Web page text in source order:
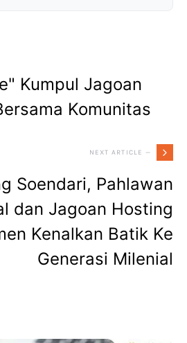
Kumpul Jagoan
Komunitas
NEXT ARTICLE —
Soendari, Pahlawan
dan Jagoan Hosting
Kenalkan Batik Ke
Generasi Milenial